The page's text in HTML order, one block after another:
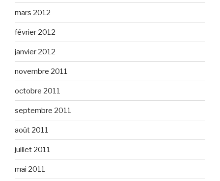
mars 2012
février 2012
janvier 2012
novembre 2011
octobre 2011
septembre 2011
août 2011
juillet 2011
mai 2011